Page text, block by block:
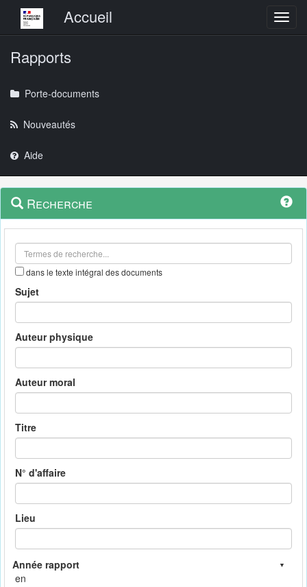
Menu principalAccueil
Rapports
Porte-documents
Nouveautés
Aide
Navigation
outils
Menu
contextuel
Recherche
dans le texte intégral des documents
Sujet
Auteur physique
Auteur moral
Titre
N° d'affaire
Lieu
en